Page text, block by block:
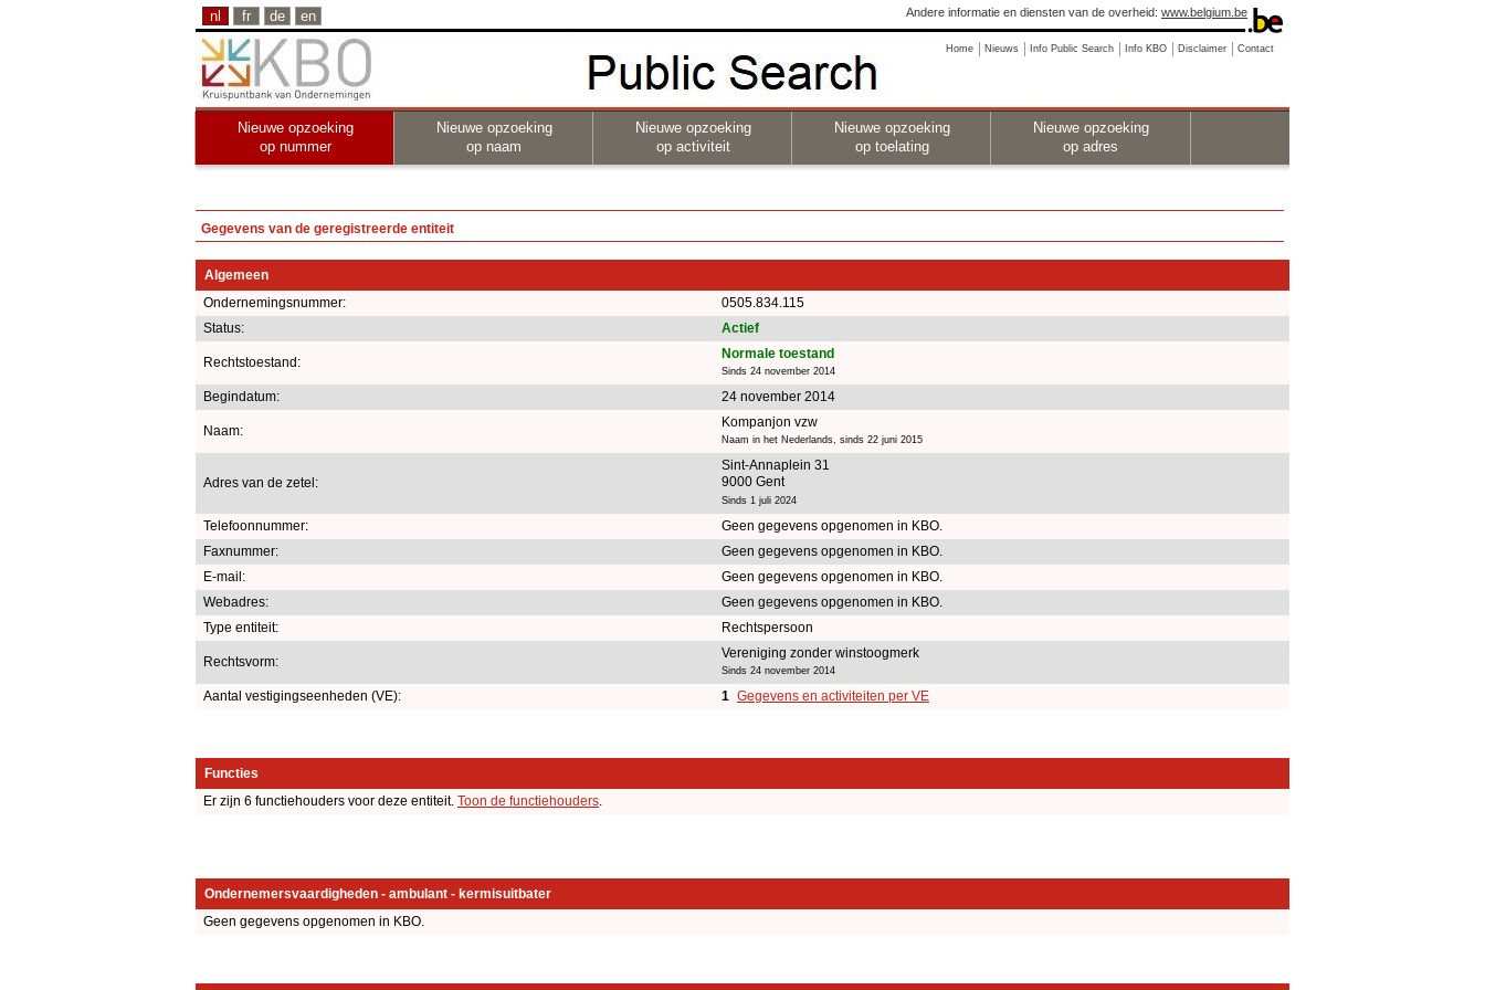
nl fr de en Andere informatie en diensten van de overheid: www.belgium.be
Home Nieuws Info Public Search Info KBO Disclaimer Contact
Nieuwe opzoeking
op nummer
Nieuwe opzoeking
op naam
Nieuwe opzoeking
op activiteit
Nieuwe opzoeking
op toelating
Nieuwe opzoeking
op adres
Gegevens van de geregistreerde entiteit
Algemeen
Ondernemingsnummer:
0505.834.115
Status:
Actief
Rechtstoestand:
Normale toestand
Sinds 24 november 2014
Begindatum: 24 november 2014
Naam:
Kompanjon vzw
Naam in het Nederlands, sinds 22 juni 2015
Adres van de zetel:
Sint-Annaplein 31
9000 Gent
Sinds 1 juli 2024
Telefoonnummer:
Geen gegevens opgenomen in KBO.
Faxnummer:
Geen gegevens opgenomen in KBO.
E-mail:
Geen gegevens opgenomen in KBO.
Webadres:
Geen gegevens opgenomen in KBO.
Type entiteit:
Rechtspersoon
Rechtsvorm:
Vereniging zonder winstoogmerk
Sinds 24 november 2014
Aantal vestigingseenheden (VE): 1 Gegevens en activiteiten per VE
Functies
Er zijn 6 functiehouders voor deze entiteit. Toon de functiehouders.
Ondernemersvaardigheden - ambulant - kermisuitbater
Geen gegevens opgenomen in KBO.